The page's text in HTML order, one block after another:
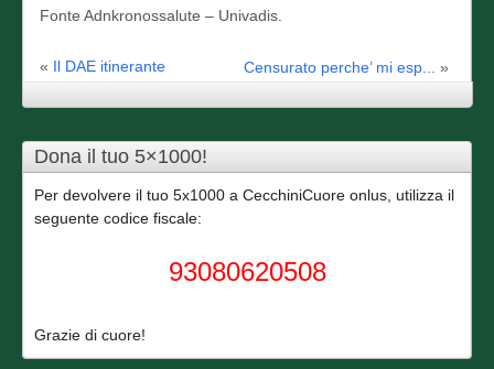
Fonte Adnkronossalute – Univadis.
« Il DAE itinerante Censurato perche’ mi esp... »
Dona il tuo 5×1000!
Per devolvere il tuo 5x1000 a CecchiniCuore onlus, utilizza il
seguente codice fiscale:
93080620508
Grazie di cuore!